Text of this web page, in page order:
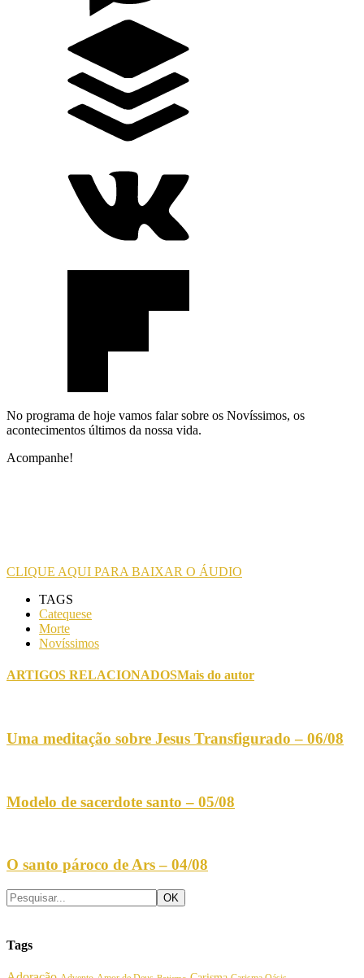
No programa de hoje vamos falar sobre os Novíssimos, os
acontecimentos últimos da nossa vida.
Acompanhe!
CLIQUE AQUI PARA BAIXAR O ÁUDIO
TAGS
Catequese
Morte
Novíssimos
ARTIGOS RELACIONADOSMais do autor
Uma meditação sobre Jesus Transfigurado – 06/08
Modelo de sacerdote santo – 05/08
O santo pároco de Ars – 04/08
Tags